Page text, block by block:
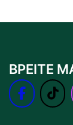
ΒΡΕΙΤΕ